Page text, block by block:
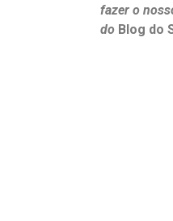
fazer o
doBlog do